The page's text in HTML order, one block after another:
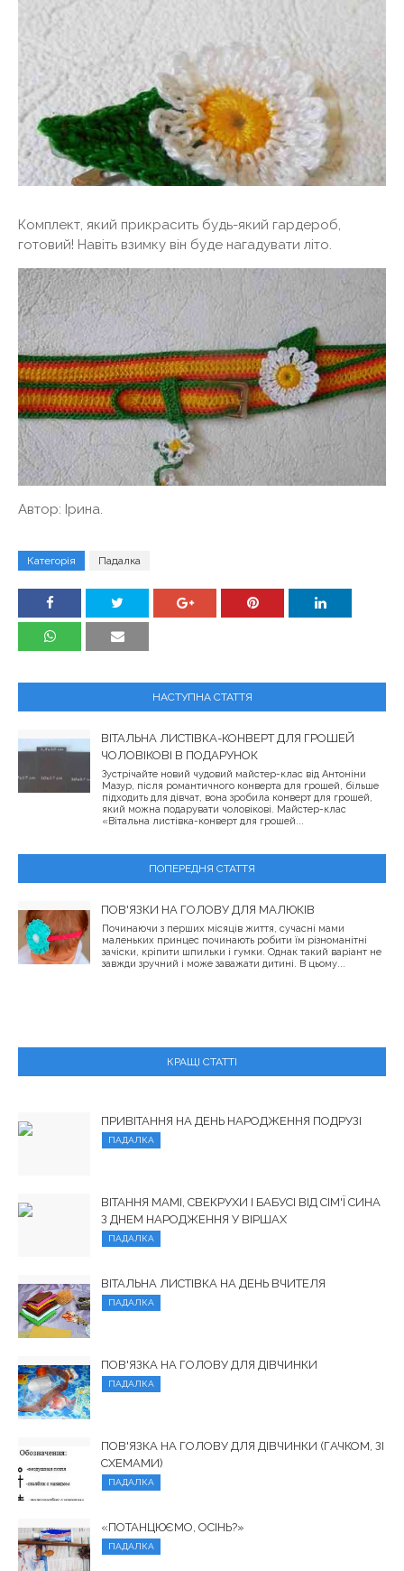
Комплект, який прикрасить будь-який гардероб,
готовий! Навіть взимку він буде нагадувати літо.
Автор: Ірина.
Категорія Падалка
НАСТУПНА СТАТТЯ
ВІТАЛЬНА ЛИСТІВКА-КОНВЕРТ ДЛЯ ГРОШЕЙ
ЧОЛОВІКОВІ В ПОДАРУНОК
Зустрічайте новий чудовий майстер-клас від Антоніни
Мазур, після романтичного конверта для грошей, більше
підходить для дівчат, вона зробила конверт для грошей,
який можна подарувати чоловікові. Майстер-клас
«Вітальна листівка-конверт для грошей...
ПОПЕРЕДНЯ СТАТТЯ
ПОВ'ЯЗКИ НА ГОЛОВУ ДЛЯ МАЛЮКІВ
Починаючи з перших місяців життя, сучасні мами
маленьких принцес починають робити їм різноманітні
зачіски, кріпити шпильки і гумки. Однак такий варіант не
завжди зручний і може заважати дитині. В цьому...
КРАЩІ СТАТТІ
ПРИВІТАННЯ НА ДЕНЬ НАРОДЖЕННЯ ПОДРУЗІ
ПАДАЛКА
ВІТАННЯ МАМІ, СВЕКРУХИ І БАБУСІ ВІД СІМ'Ї СИНА
З ДНЕМ ​​НАРОДЖЕННЯ У ВІРШАХ
ПАДАЛКА
ВІТАЛЬНА ЛИСТІВКА НА ДЕНЬ ВЧИТЕЛЯ
ПАДАЛКА
ПОВ'ЯЗКА НА ГОЛОВУ ДЛЯ ДІВЧИНКИ
ПАДАЛКА
ПОВ'ЯЗКА НА ГОЛОВУ ДЛЯ ДІВЧИНКИ (ГАЧКОМ, ЗІ
СХЕМАМИ)
ПАДАЛКА
«ПОТАНЦЮЄМО, ОСІНЬ?»
ПАДАЛКА